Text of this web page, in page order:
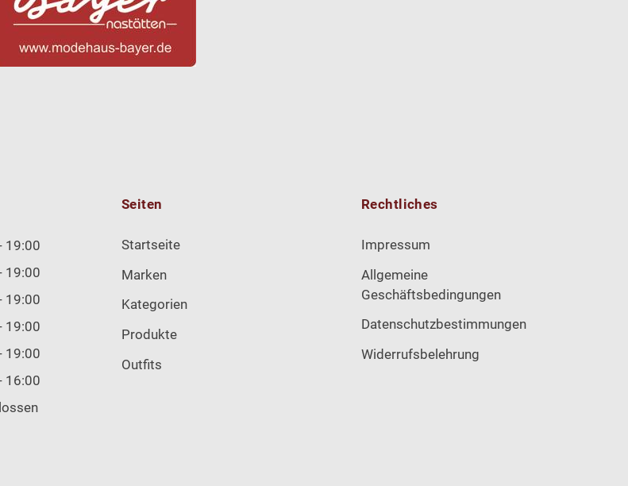
19:00
19:00
19:00
19:00
19:00
16:00
Seiten
Startseite
Marken
Kategorien
Produkte
Outfits
Rechtliches
Impressum
Allgemeine
Geschäftsbedingungen
Datenschutzbestimmungen
Widerrufsbelehrung